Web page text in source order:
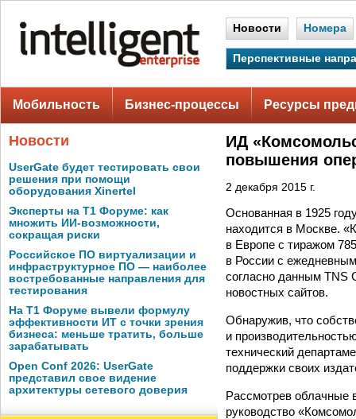
Новости Номера
Перспективные
Мобильность Бизнес-процессы Ресурсы
Новости
UserGate будет тестировать свои
решения при помощи
оборудования Xinertel
Эксперты на Т1 Форуме: как
множить ИИ-возможности,
сокращая риски
Российское ПО виртуализации и
инфраструктурное ПО — наиболее
востребованные направления для
тестирования
На Т1 Форуме вывели формулу
эффективности ИТ с точки зрения
бизнеса: меньше тратить, больше
зарабатывать
Open Conf 2026: UserGate
представил свое видение
архитектуры сетевого доверия
ИД
повышения
2 декабря 2015 г.
Основанная в 1925
находится в Москве.
в Европе с тиражом
в России с
согласно данным TNS
новостных сайтов.
Обнаружив, что
и
технический
поддержки своих
Рассмотрев облачные
руководство